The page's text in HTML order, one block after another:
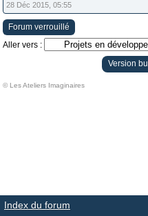
28 Déc 2015, 05:55
Forum verrouillé
Aller vers :
Version
© Les Ateliers Imaginaires
Index du forum